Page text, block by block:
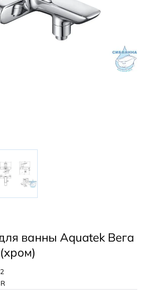
ванны Aquatek Вега